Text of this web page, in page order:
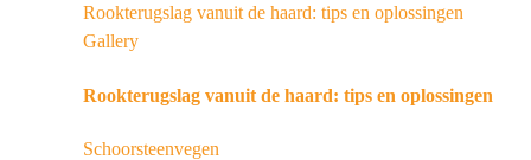
Rookterugslag vanuit de haard: tips en oplossingen
Gallery
Rookterugslag vanuit de haard: tips en oplossingen
Schoorsteenvegen